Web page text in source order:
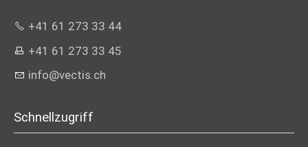
+41 61 273 33 44
+41 61 273 33 45
info@vectis.ch
Schnellzugriff